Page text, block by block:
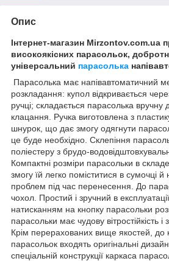
Опис
Інтернет-магазин Mirzontov.com.ua
високоякісних парасольок,
універсальний парасолька
Парасолька має напівавтоматичний
розкладання: купол відкривається
ручці; складається парасолька вручну
клацання. Ручка виготовлена з
шнурок, що дає змогу одягнути
це буде необхідно. Склепіння
поліестеру з брудо-
Компактні розміри парасольки в
змогу їй легко поміститися в сумочці
проблем під час перенесення. До
чохол. Простий і зручний в
натисканням на кнопку парасольки
парасольки має чудову вітростійкість і
Крім перерахованих вище якостей, до
парасольок входять оригінальні
спеціальній конструкції каркаса